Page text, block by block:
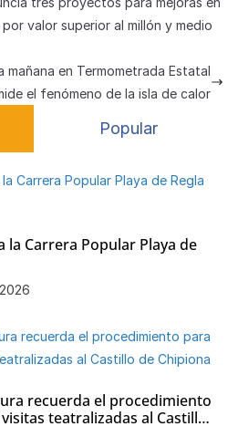
a
m
k
at a
m
e
ar
tir
valor superior al millón y medio
en Termometrada Estatal
el fenómeno de la isla de calor
Popular
la Carrera Popular Playa de
recuerda el procedimiento
teatralizadas al Castillo